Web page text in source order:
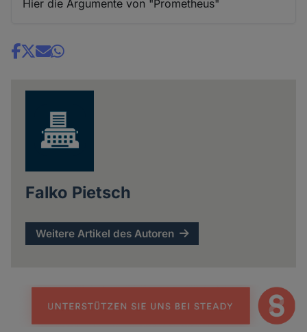
Hier die Argumente von "Prometheus"
Share
Falko Pietsch
Weitere Artikel des Autoren